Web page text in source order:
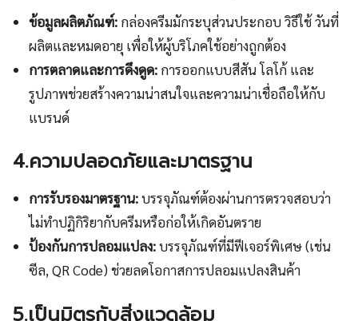
ข้อมูลผลิตภัณฑ์: กล่องครีมมักระบุส่วนประกอบ วิธีใช้ วันที่
ผลิตและหมดอายุ เพื่อให้ผู้บริโภคใช้อย่างถูกต้อง
การตลาดและการดึงดูด: การออกแบบสีสัน โลโก้ และ
รูปภาพช่วยสร้างความน่าสนใจและความน่าเชื่อถือให้กับ
แบรนด์
4.ความปลอดภัยและมาตรฐาน
การรับรองมาตรฐาน:บรรจุภัณฑ์ต้องผ่านการตรวจสอบว่า
ไม่ทำปฏิกิริยากับครีมหรือก่อให้เกิดอันตราย
ป้องกันการปลอมแปลง:บรรจุภัณฑ์ที่มีฟีเจอร์พิเศษ (เช่น
ซีล, QR Code) ช่วยลดโอกาสการปลอมแปลงสินค้า
5.เป็นมิตรกับสิ่งแวดล้อม